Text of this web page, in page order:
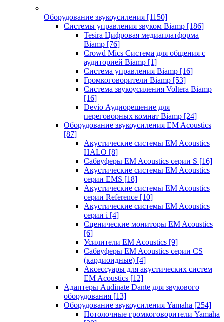
Оборудование звукоусиления [1150]
Системы управления звуком Biamp [186]
Tesira Цифровая медиаплатформа
Biamp [76]
Crowd Mics Система для общения с
аудиторией Biamp [1]
Система управления Biamp [16]
Громкоговорители Biamp [53]
Система звукоусиления Voltera Biamp
[16]
Devio Аудиорешение для
переговорных комнат Biamp [24]
Оборудование звукоусиления EM Acoustics
[87]
Акустические системы EM Acoustics
HALO [8]
Сабвуферы EM Acoustics серии S [16]
Акустические системы EM Acoustics
серии EMS [18]
Акустические системы EM Acoustics
серии Reference [10]
Акустические системы EM Acoustics
серии i [4]
Сценические мониторы EM Acoustics
[6]
Усилители EM Acoustics [9]
Сабвуферы EM Acoustics серии CS
(кардиоидные) [4]
Аксессуары для акустических систем
EM Acoustics [12]
Адаптеры Audinate Dante для звукового
оборудования [13]
Оборудование звукоусиления Yamaha [254]
Потолочные громкоговорители Yamaha